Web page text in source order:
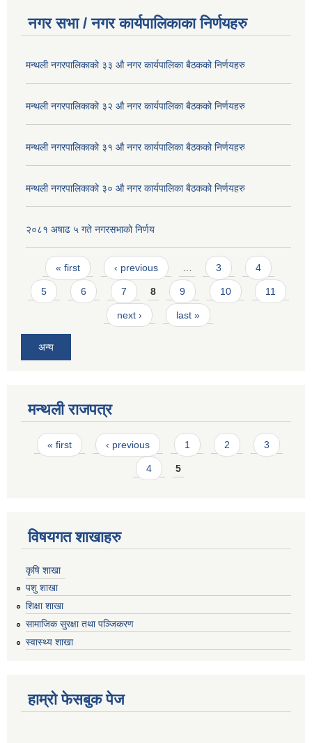
नगर सभा / नगर कार्यपालिकाका निर्णयहरु
मन्थली नगरपालिकाको ३३ औ नगर कार्यपालिका बैठकको निर्णयहरु
मन्थली नगरपालिकाको ३२ औ नगर कार्यपालिका बैठकको निर्णयहरु
मन्थली नगरपालिकाको ३१ औ नगर कार्यपालिका बैठकको निर्णयहरु
मन्थली नगरपालिकाको ३० औ नगर कार्यपालिका बैठकको निर्णयहरु
२०८१ अषाढ ५ गते नगरसभाको निर्णय
Pages
« first ‹ previous 3 4
5 6 7 8 9 10 11
next › last »
अन्य
मन्थली राजपत्र
Pages
« first ‹ previous 1 2 3
4 5
विषयगत शाखाहरु
कृषि शाखा
पशु शाखा
शिक्षा शाखा
सामाजिक सुरक्षा तथा पञ्जिकरण
स्वास्थ्य शाखा
हाम्रो फेसबुक पेज